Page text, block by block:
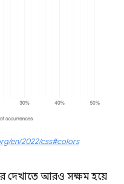
en/2022/css#colors
দেখাতে আরও সক্ষম হয়ে